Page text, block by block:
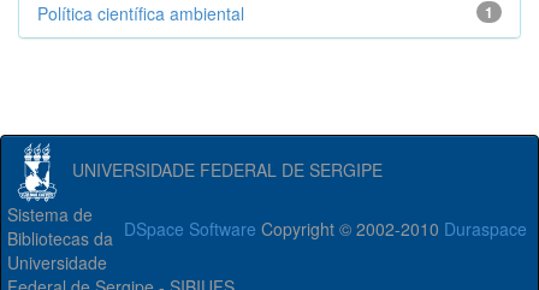
1
Política científica ambiental
UNIVERSIDADE FEDERAL DE SERGIPE
DSpace Software Copyright © 2002-2010 Duraspace
Sistema de
Bibliotecas da
Universidade